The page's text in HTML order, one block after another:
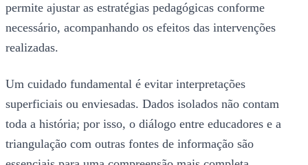
permite ajustar as estratégias pedagógicas conforme
necessário, acompanhando os efeitos das intervenções
realizadas.
Um cuidado fundamental é evitar interpretações
superficiais ou enviesadas. Dados isolados não contam
toda a história; por isso, o diálogo entre educadores e a
triangulação com outras fontes de informação são